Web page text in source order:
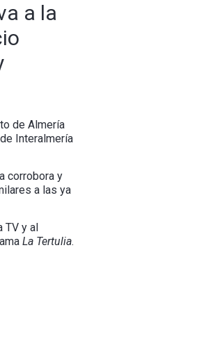
a la
de Almería
Interalmería
corrobora y
a las ya
y al
La Tertulia.